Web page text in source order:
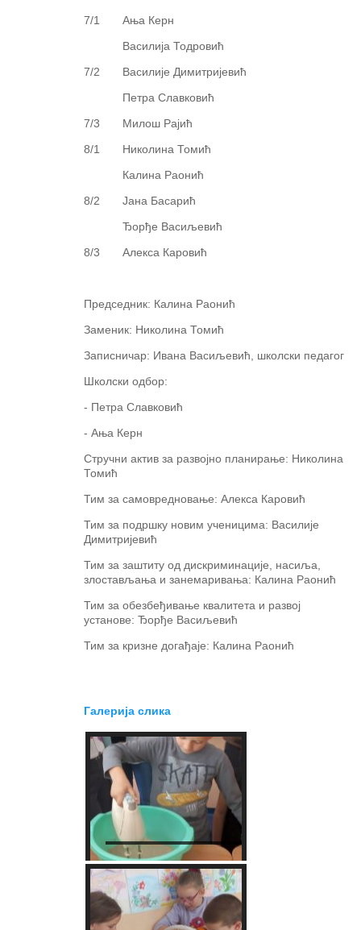
7/1 Ања Керн
Василија Тодровић
7/2 Василије Димитријевић
Петра Славковић
7/3 Милош Рајић
8/1 Николина Томић
Калина Раонић
8/2 Јана Басарић
Ђорђе Васиљевић
8/3 Алекса Каровић
Председник: Калина Раонић
Заменик: Николина Томић
Записничар: Ивана Васиљевић, школски педагог
Школски одбор:
- Петра Славковић
- Ања Керн
Стручни актив за развојно планирање: Николина
Томић
Тим за самовредновање: Алекса Каровић
Тим за подршку новим ученицима: Василије
Димитријевић
Тим за заштиту од дискриминације, насиља,
злостављања и занемаривања: Калина Раонић
Тим за обезбеђивање квалитета и развој
установе: Ђорђе Васиљевић
Тим за кризне догађаје: Калина Раонић
Галерија слика